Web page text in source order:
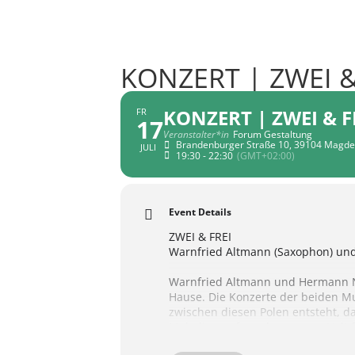
KONZERT | ZWEI
FR
17
JULI
KONZERT | ZWEI &
Veranstalter*in Forum Gestaltung
Brandenburger Straße 10, 39104
19:30 - 22:30 (GMT+02:00)
Event Details
ZWEI & FREI
Warnfried Altmann (Saxophon)
Warnfried Altmann und Hermann
Hause. Die Konzerte der beiden
zwischen diesen Polen entsteht,